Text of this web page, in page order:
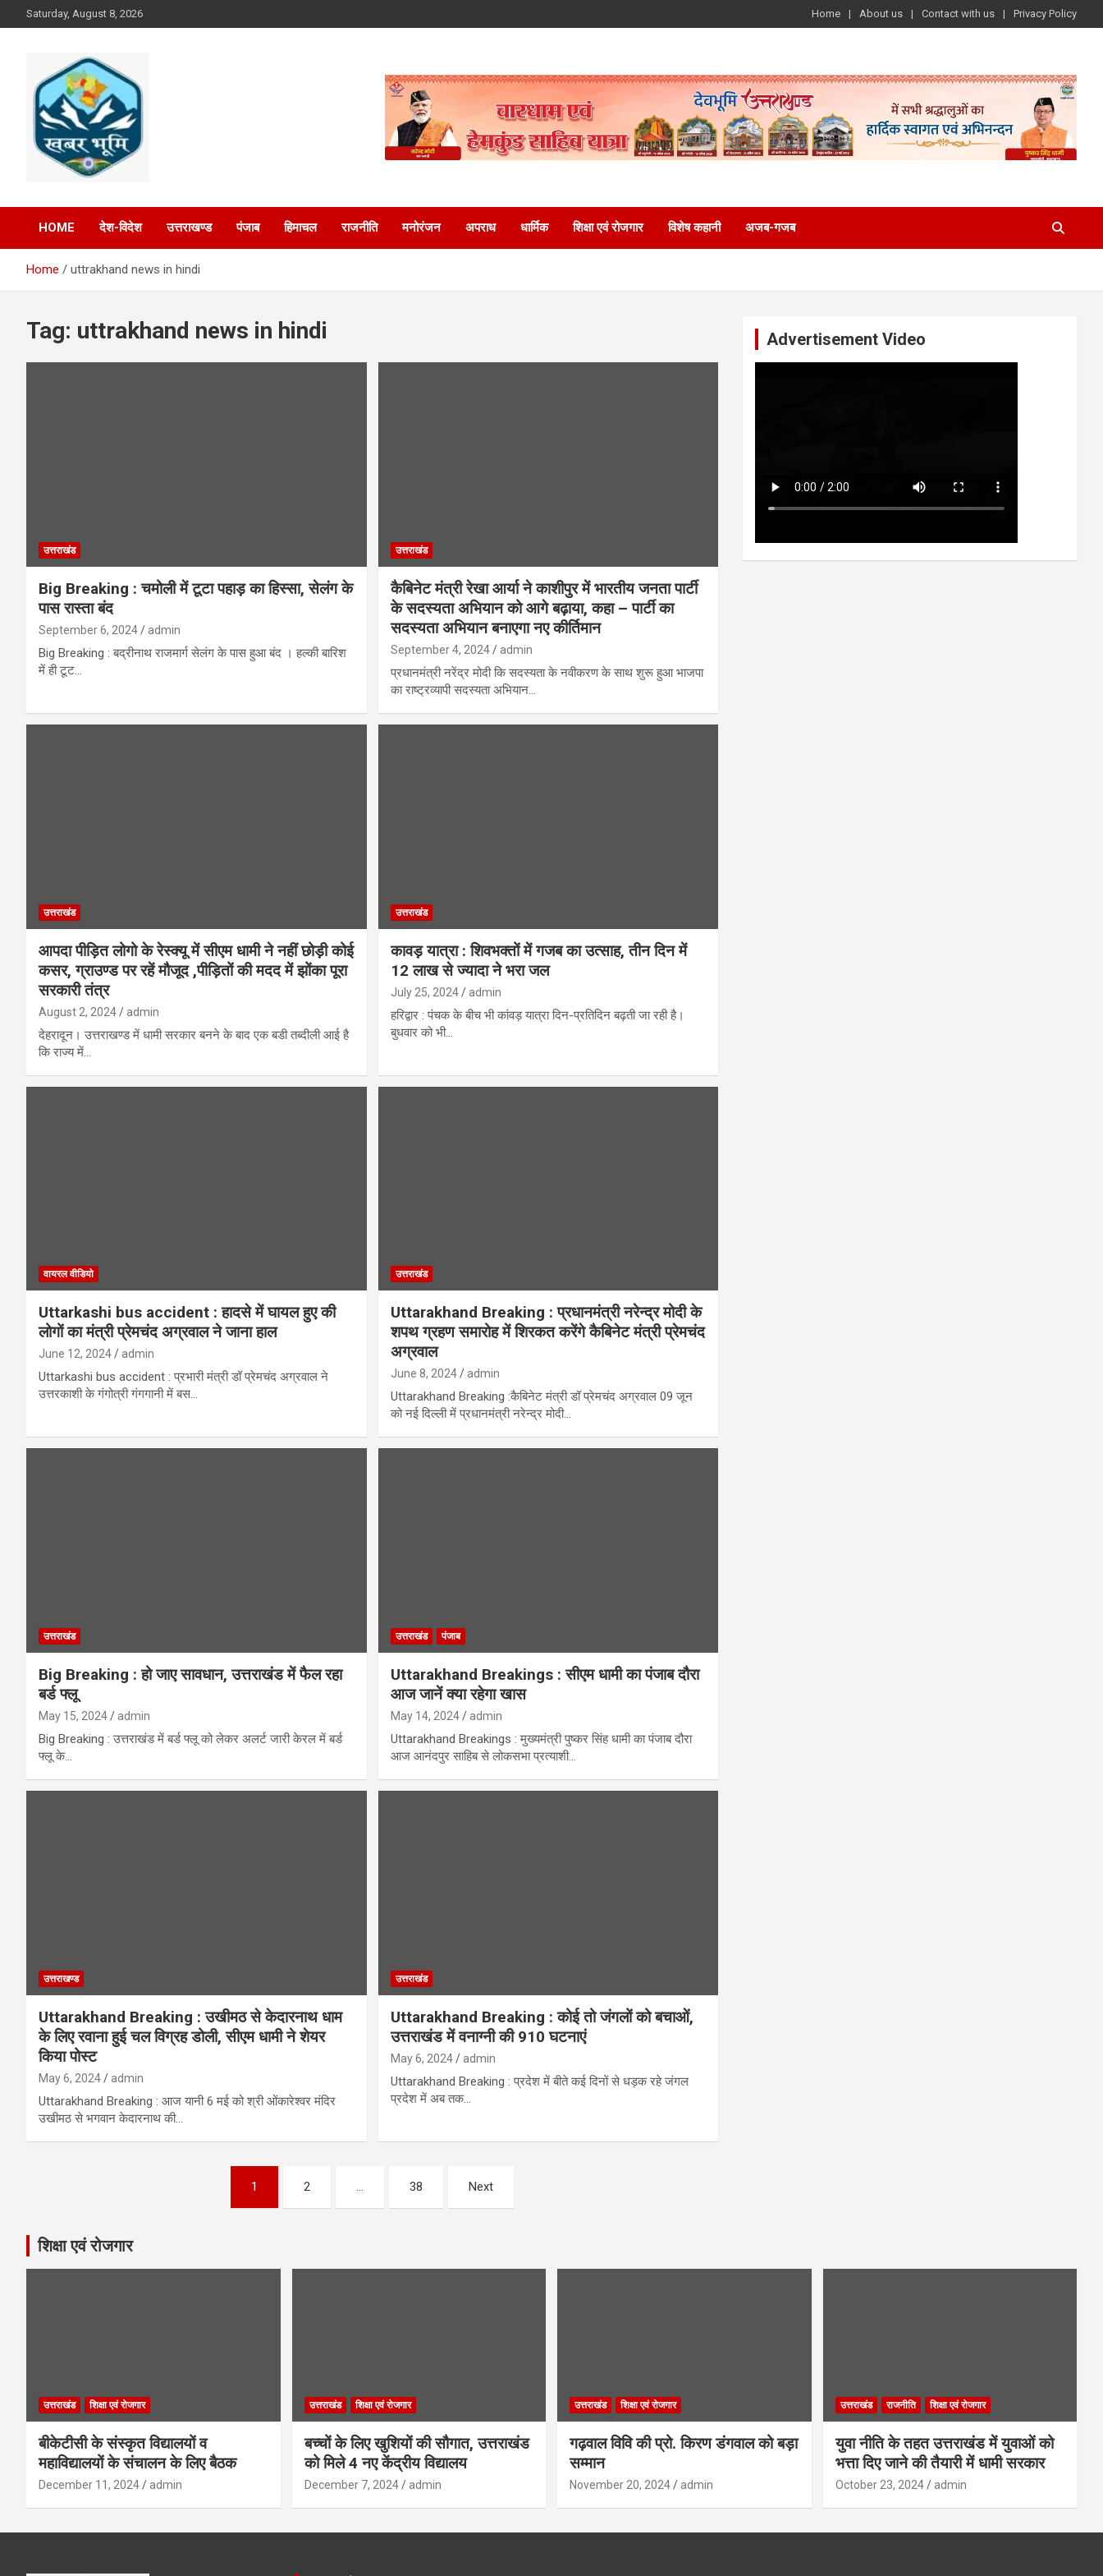
to
Saturday, August 8, 2026 Home About us Contact with us Privacy Policy
Khabar Bhumi
HOME देश-विदेश उत्तराखण्ड पंजाब हिमाचल राजनीति मनोरंजन अपराध धार्मिक शिक्षा एवं रोजगार विशेष कहानी अजब-गजब
Home uttrakhand news in hindi
Tag: uttrakhand news in hindi
उत्तराखंड
Big Breaking : चमोली में टूटा पहाड़ का हिस्सा, सेलंग के
पास रास्ता बंद
September 6, 2024 admin
Big Breaking : बद्रीनाथ राजमार्ग सेलंग के पास हुआ बंद । हल्की बारिश
में ही टूट…
उत्तराखंड
कैबिनेट मंत्री रेखा आर्या ने काशीपुर में भारतीय जनता पार्टी
के सदस्यता अभियान को आगे बढ़ाया, कहा – पार्टी का
सदस्यता अभियान बनाएगा नए कीर्तिमान
September 4, 2024 admin
प्रधानमंत्री नरेंद्र मोदी कि सदस्यता के नवीकरण के साथ शुरू हुआ भाजपा
का राष्ट्रव्यापी सदस्यता अभियान…
उत्तराखंड
आपदा पीड़ित लोगो के रेस्क्यू में सीएम धामी ने नहीं छोड़ी कोई
कसर, ग्राउण्ड पर रहें मौजूद ,पीड़ितों की मदद में झोंका पूरा
सरकारी तंत्र
August 2, 2024 admin
देहरादून। उत्तराखण्ड में धामी सरकार बनने के बाद एक बडी तब्दीली आई है
कि राज्य में…
उत्तराखंड
कावड़ यात्रा : शिवभक्तों में गजब का उत्साह, तीन दिन में
12 लाख से ज्यादा ने भरा जल
July 25, 2024 admin
हरिद्वार : पंचक के बीच भी कांवड़ यात्रा दिन-प्रतिदिन बढ़ती जा रही है।
बुधवार को भी…
वायरल वीडियो
Uttarkashi bus accident : हादसे में घायल हुए की
लोगों का मंत्री प्रेमचंद अग्रवाल ने जाना हाल
June 12, 2024 admin
Uttarkashi bus accident : प्रभारी मंत्री डॉ प्रेमचंद अग्रवाल ने
उत्तरकाशी के गंगोत्री गंगगानी में बस…
उत्तराखंड
Uttarakhand Breaking : प्रधानमंत्री नरेन्द्र मोदी के
शपथ ग्रहण समारोह में शिरकत करेंगे कैबिनेट मंत्री प्रेमचंद
अग्रवाल
June 8, 2024 admin
Uttarakhand Breaking :कैबिनेट मंत्री डॉ प्रेमचंद अग्रवाल 09 जून
को नई दिल्ली में प्रधानमंत्री नरेन्द्र मोदी…
उत्तराखंड
Big Breaking : हो जाए सावधान, उत्तराखंड में फैल रहा
बर्ड फ्लू
May 15, 2024 admin
Big Breaking : उत्तराखंड में बर्ड फ्लू को लेकर अलर्ट जारी केरल में बर्ड
फ्लू के…
उत्तराखंड पंजाब
Uttarakhand Breakings : सीएम धामी का पंजाब दौरा
आज जानें क्या रहेगा खास
May 14, 2024 admin
Uttarakhand Breakings : मुख्यमंत्री पुष्कर सिंह धामी का पंजाब दौरा
आज आनंदपुर साहिब से लोकसभा प्रत्याशी…
उत्तराखण्ड
Uttarakhand Breaking : उखीमठ से केदारनाथ धाम
के लिए रवाना हुई चल विग्रह डोली, सीएम धामी ने शेयर
किया पोस्ट
May 6, 2024 admin
Uttarakhand Breaking : आज यानी 6 मई को श्री ओंकारेश्वर मंदिर
उखीमठ से भगवान केदारनाथ की…
उत्तराखंड
Uttarakhand Breaking : कोई तो जंगलों को बचाओं,
उत्तराखंड में वनाग्नी की 910 घटनाएं
May 6, 2024 admin
Uttarakhand Breaking : प्रदेश में बीते कई दिनों से धड़क रहे जंगल
प्रदेश में अब तक…
1 2 … 38 Next
Advertisement Video
शिक्षा एवं रोजगार
उत्तराखंड शिक्षा एवं रोजगार
बीकेटीसी के संस्कृत विद्यालयों व
महाविद्यालयों के संचालन के लिए बैठक
December 11, 2024 admin
उत्तराखंड शिक्षा एवं रोजगार
बच्चों के लिए खुशियों की सौगात, उत्तराखंड
को मिले 4 नए केंद्रीय विद्यालय
December 7, 2024 admin
उत्तराखंड शिक्षा एवं रोजगार
गढ़वाल विवि की प्रो. किरण डंगवाल को बड़ा
सम्मान
November 20, 2024 admin
उत्तराखंड राजनीति शिक्षा एवं रोजगार
युवा नीति के तहत उत्तराखंड में युवाओं को
भत्ता दिए जाने की तैयारी में धामी सरकार
October 23, 2024 admin